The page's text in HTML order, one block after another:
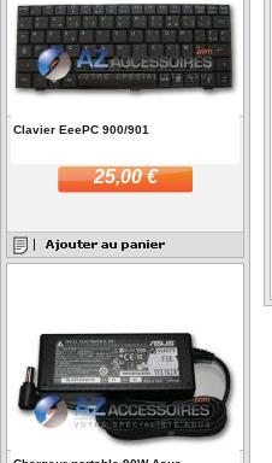
Clavier EeePC 900/901
25,00 €